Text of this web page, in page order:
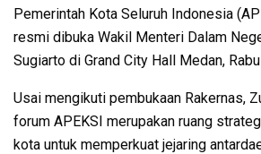
Pemerintah Kota Seluruh Indonesia
resmi dibuka Wakil Menteri Dalam
Sugiarto di Grand City Hall Medan,
Usai mengikuti pembukaan Rakernas,
forum APEKSI merupakan ruang
kota untuk memperkuat jejaring